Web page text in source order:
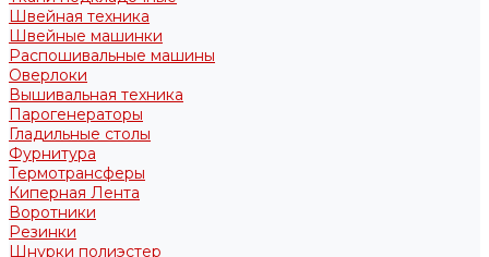
Швейная техника
Швейные машинки
Распошивальные машины
Оверлоки
Вышивальная техника
Парогенераторы
Гладильные столы
Фурнитура
Термотрансферы
Киперная Лента
Воротники
Резинки
Шнурки полиэстер